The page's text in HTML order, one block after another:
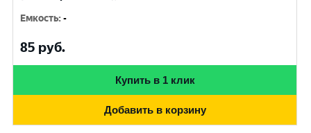
Емкость:-
85 руб.
Купить в 1 клик
Добавить в корзину